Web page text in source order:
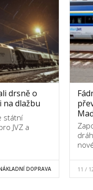
drsně o
na dlažbu
státní
JVZ a
DOPRAVA 11 /